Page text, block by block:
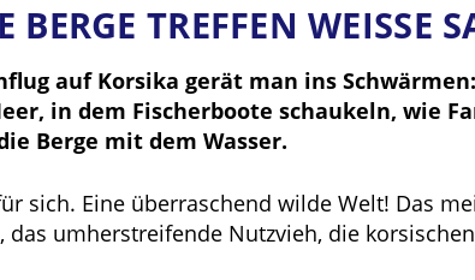
BERGE TREFFEN WEISSE
auf Korsika gerät man ins
in dem Fischerboote schaukeln, wie
Berge mit dem Wasser.
sich. Eine überraschend wilde Welt! Das
das umherstreifende Nutzvieh, die